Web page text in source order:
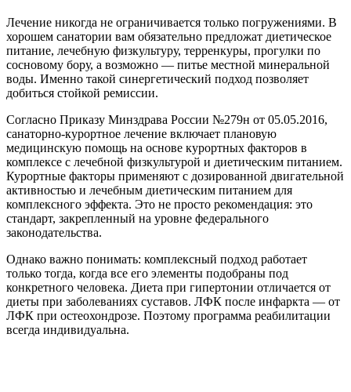
Лечение никогда не ограничивается только погружениями. В
хорошем санатории вам обязательно предложат диетическое
питание, лечебную физкультуру, терренкуры, прогулки по
сосновому бору, а возможно — питье местной минеральной
воды. Именно такой синергетический подход позволяет
добиться стойкой ремиссии.
Согласно Приказу Минздрава России №279н от 05.05.2016,
санаторно-курортное лечение включает плановую
медицинскую помощь на основе курортных факторов в
комплексе с лечебной физкультурой и диетическим питанием.
Курортные факторы применяют с дозированной двигательной
активностью и лечебным диетическим питанием для
комплексного эффекта. Это не просто рекомендация: это
стандарт, закрепленный на уровне федерального
законодательства.
Однако важно понимать: комплексный подход работает
только тогда, когда все его элементы подобраны под
конкретного человека. Диета при гипертонии отличается от
диеты при заболеваниях суставов. ЛФК после инфаркта — от
ЛФК при остеохондрозе. Поэтому программа реабилитации
всегда индивидуальна.